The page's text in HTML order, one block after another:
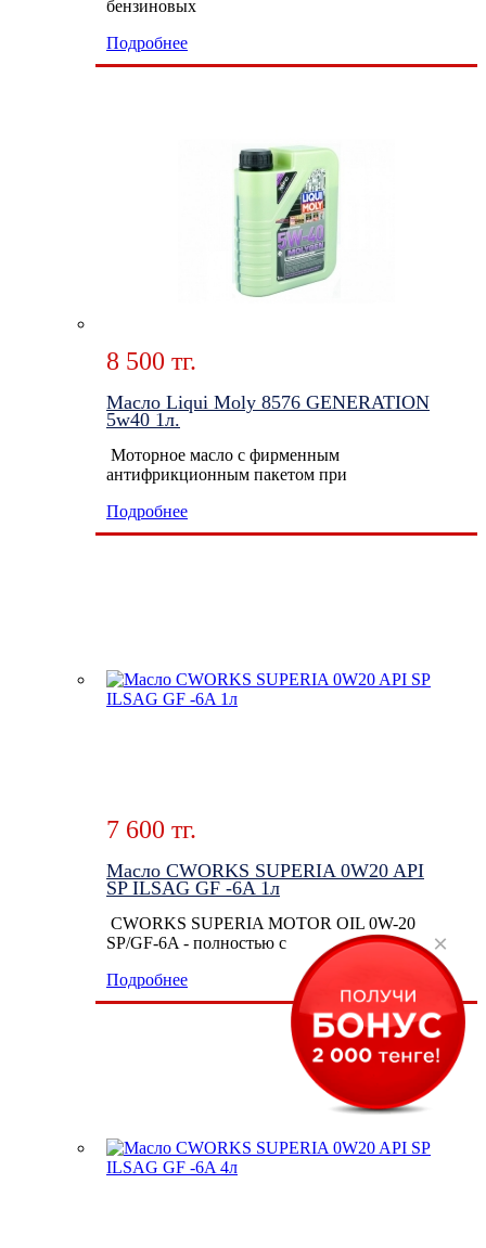
бензиновых
Подробнее
8 500 тг.
Масло Liqui Moly 8576 GENERATION
5w40 1л.
Моторное масло с фирменным
антифрикционным пакетом при
Подробнее
7 600 тг.
Масло CWORKS SUPERIA 0W20 API
SP ILSAG GF -6A 1л
CWORKS SUPERIA MOTOR OIL 0W-20
SP/GF-6A - полностью с
Подробнее
×